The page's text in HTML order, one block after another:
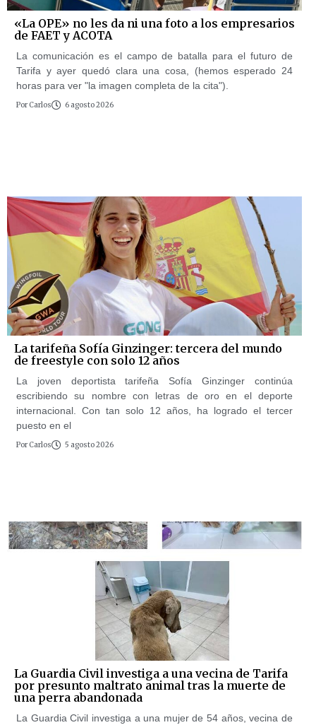
«La OPE» no les da ni una foto a los empresarios
de FAET y ACOTA
La comunicación es el campo de batalla para el futuro de
Tarifa y ayer quedó clara una cosa, (hemos esperado 24
horas para ver "la imagen completa de la cita").
Por Carlos 6 agosto 2026
La tarifeña Sofía Ginzinger: tercera del mundo
de freestyle con solo 12 años
La joven deportista tarifeña Sofía Ginzinger continúa
escribiendo su nombre con letras de oro en el deporte
internacional. Con tan solo 12 años, ha logrado el tercer
puesto en el
Por Carlos 5 agosto 2026
La Guardia Civil investiga a una vecina de Tarifa
por presunto maltrato animal tras la muerte de
una perra abandonada
La Guardia Civil investiga a una mujer de 54 años, vecina de